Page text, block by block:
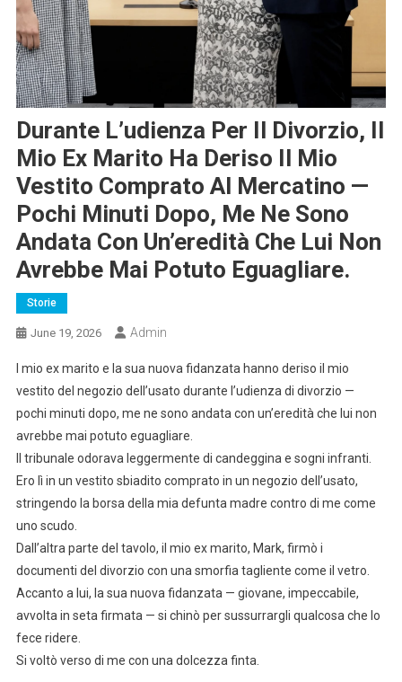
Durante L’udienza Per Il Divorzio, Il
Mio Ex Marito Ha Deriso Il Mio
Vestito Comprato Al Mercatino —
Pochi Minuti Dopo, Me Ne Sono
Andata Con Un’eredità Che Lui Non
Avrebbe Mai Potuto Eguagliare.
Storie
June 19, 2026 Admin
l mio ex marito e la sua nuova fidanzata hanno deriso il mio
vestito del negozio dell’usato durante l’udienza di divorzio —
pochi minuti dopo, me ne sono andata con un’eredità che lui non
avrebbe mai potuto eguagliare.
Il tribunale odorava leggermente di candeggina e sogni infranti.
Ero lì in un vestito sbiadito comprato in un negozio dell’usato,
stringendo la borsa della mia defunta madre contro di me come
uno scudo.
Dall’altra parte del tavolo, il mio ex marito, Mark, firmò i
documenti del divorzio con una smorfia tagliente come il vetro.
Accanto a lui, la sua nuova fidanzata — giovane, impeccabile,
avvolta in seta firmata — si chinò per sussurrargli qualcosa che lo
fece ridere.
Si voltò verso di me con una dolcezza finta.